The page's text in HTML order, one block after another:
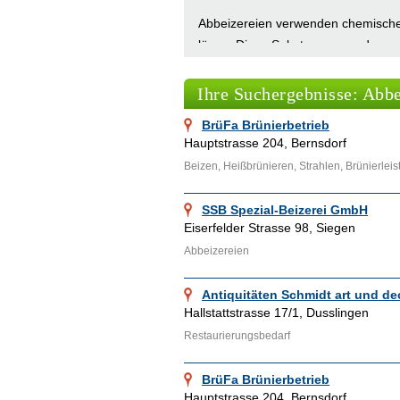
Abbeizereien verwenden
lösen. Diese Substanzen werden
Sandstrahlen eingesetzt werden,
Vorteile der Nutzung
Entfernung von alten
Beschichtungen und die
Im Vergleich zu Do-it-yourself-
Präzision. Die Mitarbeiter verfügen
Sicherheitsvorkehrungen vertraut,
erforderlich sind.
Ihre Suchergebnisse:
BrüFa Brünierbetrieb
Hauptstrasse 204, Bernsdorf
Beizen, Heißbrünieren, Strahlen,
SSB Spezial-Beizerei GmbH
Eiserfelder Strasse 98, Siegen
Abbeizereien
Antiquitäten Schmidt art und
Hallstattstrasse 17/1, Dusslingen
Restaurierungsbedarf
BrüFa Brünierbetrieb